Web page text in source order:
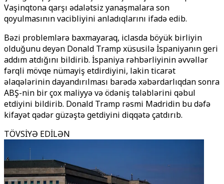
Vaşinqtona qarşı ədalətsiz yanaşmalara son
qoyulmasının vacibliyini anladıqlarını ifadə edib.
Bəzi problemlərə baxmayaraq, iclasda böyük birliyin
olduğunu deyən Donald Tramp xüsusilə İspaniyanın geri
addım atdığını bildirib. İspaniya rəhbərliyinin əvvəllər
fərqli mövqe nümayiş etdirdiyini, lakin ticarət
əlaqələrinin dayandırılması barədə xəbərdarlıqdan sonra
ABŞ-nin bir çox maliyyə və ödəniş tələblərini qəbul
etdiyini bildirib. Donald Tramp rəsmi Madridin bu dəfə
kifayət qədər güzəştə getdiyini diqqətə çatdırıb.
TÖVSİYƏ EDİLƏN